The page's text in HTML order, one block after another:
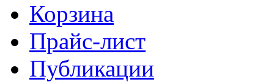
Корзина
Прайс-лист
Публикации